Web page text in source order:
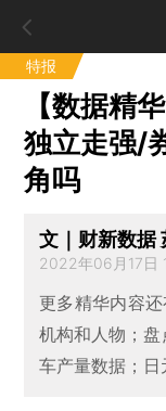
特报
【数据精
独立走强/
角吗
文｜财新数据
2022年06月17日
更多精华内容
机构和人物；
车产量数据；